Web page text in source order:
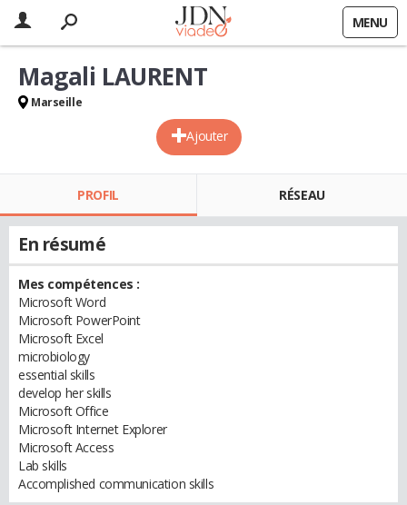
MENU
Ajouter
Magali LAURENT
Marseille
PROFIL RÉSEAU
En résumé
Mes compétences :
Microsoft Word
Microsoft PowerPoint
Microsoft Excel
microbiology
essential skills
develop her skills
Microsoft Office
Microsoft Internet Explorer
Microsoft Access
Lab skills
Accomplished communication skills